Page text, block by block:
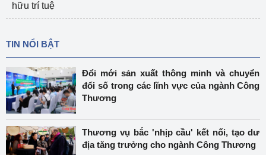
hữu trí tuệ
TIN NỔI BẬT
Đổi mới sản xuất thông minh và chuyển
đổi số trong các lĩnh vực của ngành Công
Thương
Thương vụ bắc 'nhịp cầu' kết nối, tạo dư
địa tăng trưởng cho ngành Công Thương